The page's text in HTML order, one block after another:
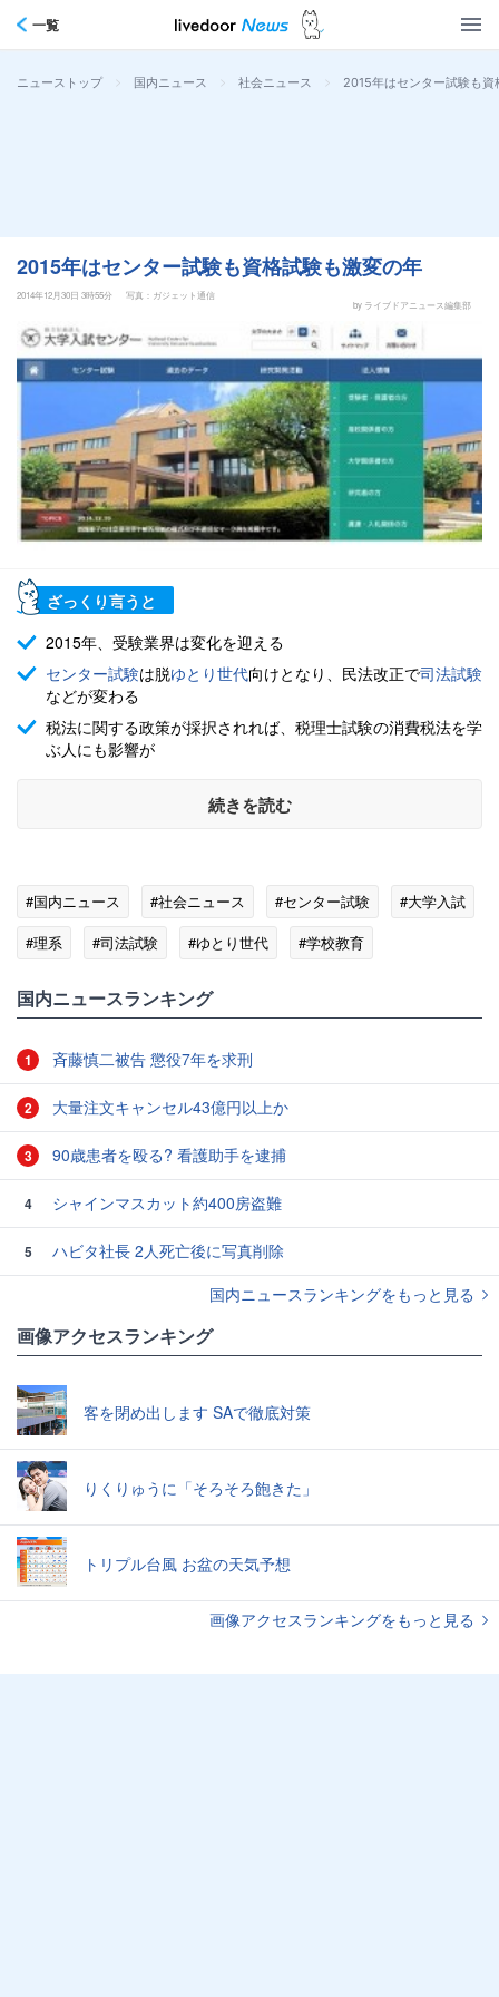
一覧
ニューストップ > 国内ニュース > 社会ニュース > 2015年はセンター試験も資
2015年はセンター試験も資格試験も激変の年
2014年12月30日 3時55分
写真：ガジェット通信
by ライブドアニュース編集部
ざっくり言うと
2015年、受験業界は変化を迎える
センター試験は脱ゆとり世代向けとなり、民法改正で司法試験
などが変わる
税法に関する政策が採択されれば、税理士試験の消費税法を学
ぶ人にも影響が
続きを読む
#国内ニュース #社会ニュース #センター試験
#大学入試
#理系
#司法試験 #ゆとり世代 #学校教育
国内ニュースランキング
1 斉藤慎二被告 懲役7年を求刑
2 大量注文キャンセル43億円以上か
3 90歳患者を殴る? 看護助手を逮捕
4 シャインマスカット約400房盗難
5
ハビタ社長 2人死亡後に写真削除
国内ニュースランキングをもっと見る
画像アクセスランキング
客を閉め出します SAで徹底対策
りくりゅうに「そろそろ飽きた」
トリプル台風 お盆の天気予想
画像アクセスランキングをもっと見る